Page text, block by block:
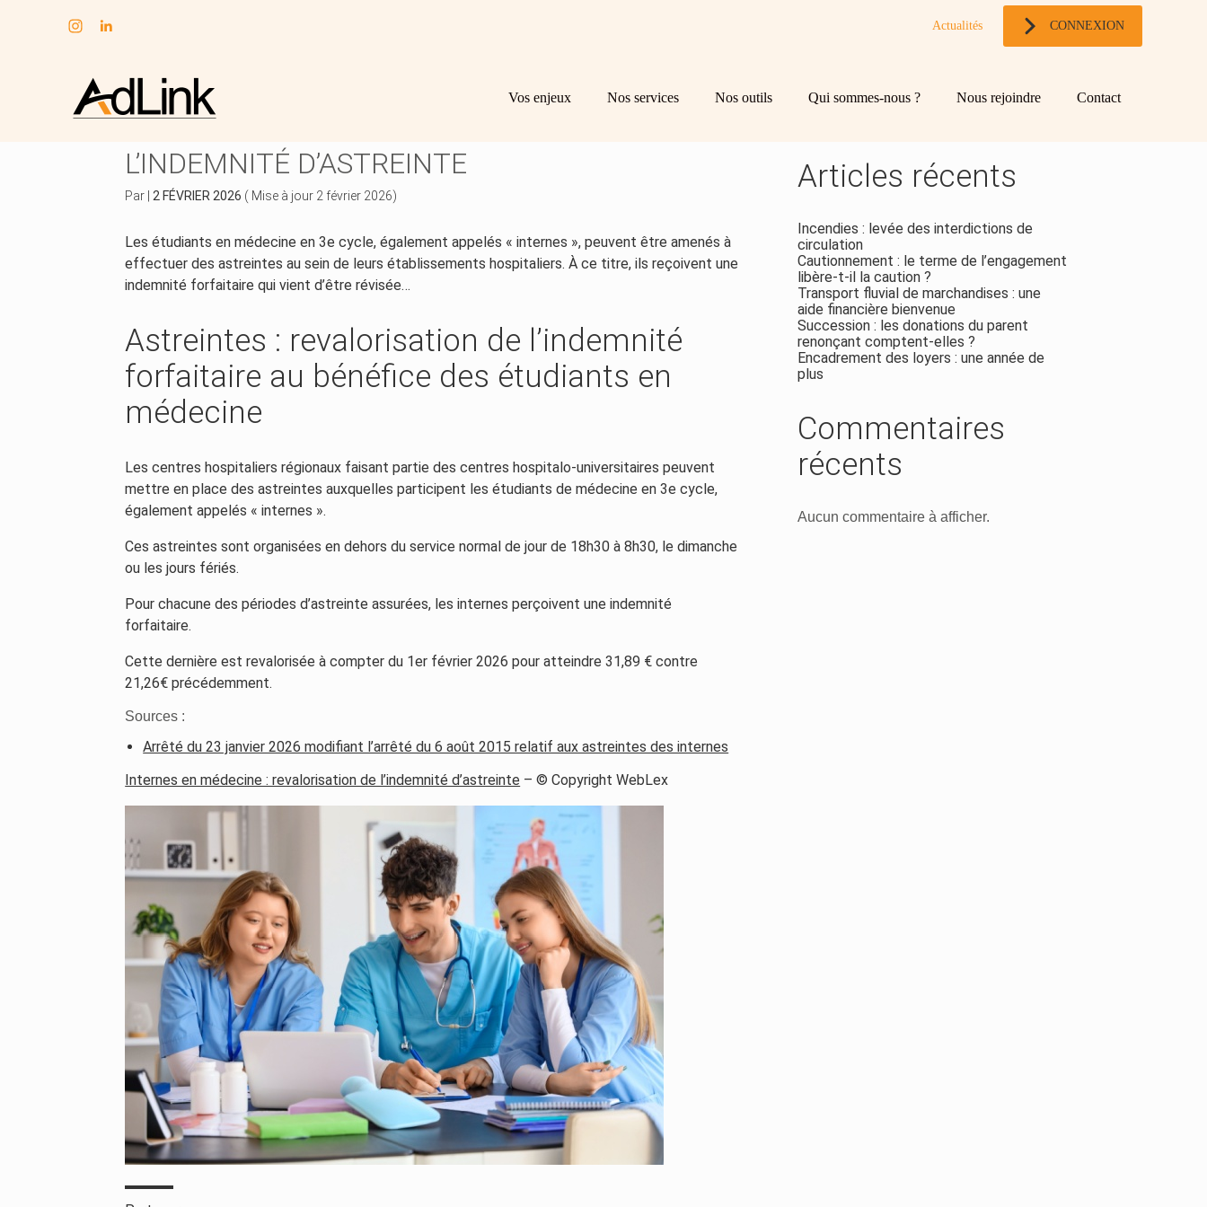
Actualités CONNEXION
Aller
au
Vos enjeux Nos services Nos outils Qui sommes-nous ? Nous rejoindre Contact
L’INDEMNITÉ D’ASTREINTE
Par |2 FÉVRIER 2026 ( Mise à jour 2 février 2026)
Les étudiants en médecine en 3e cycle, également appelés « internes », peuvent être amenés à
effectuer des astreintes au sein de leurs établissements hospitaliers. À ce titre, ils reçoivent une
indemnité forfaitaire qui vient d’être révisée…
Astreintes : revalorisation de l’indemnité
forfaitaire au bénéfice des étudiants en
médecine
Les centres hospitaliers régionaux faisant partie des centres hospitalo-universitaires peuvent
mettre en place des astreintes auxquelles participent les étudiants de médecine en 3e cycle,
également appelés « internes ».
Ces astreintes sont organisées en dehors du service normal de jour de 18h30 à 8h30, le dimanche
ou les jours fériés.
Pour chacune des périodes d’astreinte assurées, les internes perçoivent une indemnité
forfaitaire.
Cette dernière est revalorisée à compter du 1er février 2026 pour atteindre 31,89 € contre
21,26€ précédemment.
Sources :
Arrêté du 23 janvier 2026 modifiant l’arrêté du 6 août 2015 relatif aux astreintes des internes
Internes en médecine : revalorisation de l’indemnité d’astreinte – © Copyright WebLex
Blog
sidebar
Rechercher
Articles récents
Incendies : levée des interdictions de
circulation
Cautionnement : le terme de l’engagement
libère-t-il la caution ?
Transport fluvial de marchandises : une
aide financière bienvenue
Succession : les donations du parent
renonçant comptent-elles ?
Encadrement des loyers : une année de
plus
Commentaires
récents
Aucun commentaire à afficher.